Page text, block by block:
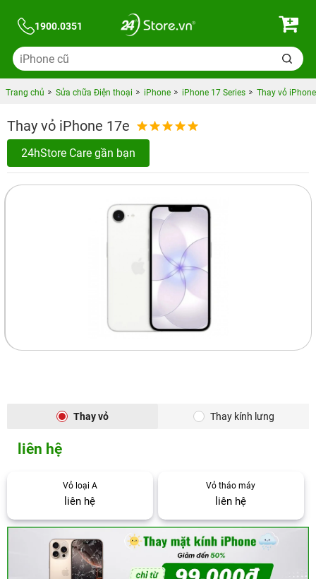
1900.0351
Trang chủ Sửa chữa Điện thoại iPhone iPhone 17 Series Thay vỏ
Thay vỏ iPhone 17e
24hStore Care gần bạn
Thay vỏ Thay kính lưng
liên hệ
Vỏ loại A
liên hệ
Vỏ tháo máy
liên hệ